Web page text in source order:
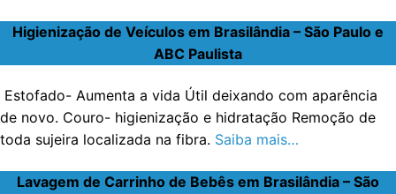
Higienização de Veículos em Brasilândia – São Paulo e
ABC Paulista
Estofado- Aumenta a vida Útil deixando com aparência
de novo. Couro- higienização e hidratação Remoção de
toda sujeira localizada na fibra. Saiba mais…
Lavagem de Carrinho de Bebês em Brasilândia – São